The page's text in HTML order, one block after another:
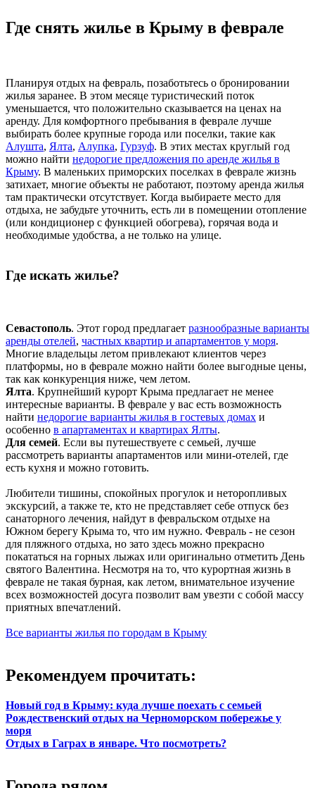
Где снять жилье в Крыму в феврале
Планируя отдых на февраль, позаботьтесь о бронировании
жилья заранее. В этом месяце туристический поток
уменьшается, что положительно сказывается на ценах на
аренду. Для комфортного пребывания в феврале лучше
выбирать более крупные города или поселки, такие как
Алушта, Ялта, Алупка, Гурзуф. В этих местах круглый год
можно найти недорогие предложения по аренде жилья в
Крыму. В маленьких приморских поселках в феврале жизнь
затихает, многие объекты не работают, поэтому аренда жилья
там практически отсутствует. Когда выбираете место для
отдыха, не забудьте уточнить, есть ли в помещении отопление
(или кондиционер с функцией обогрева), горячая вода и
необходимые удобства, а не только на улице.
Где искать жилье?
Севастополь. Этот город предлагает разнообразные варианты
аренды отелей, частных квартир и апартаментов у моря.
Многие владельцы летом привлекают клиентов через
платформы, но в феврале можно найти более выгодные цены,
так как конкуренция ниже, чем летом.
Ялта. Крупнейший курорт Крыма предлагает не менее
интересные варианты. В феврале у вас есть возможность
найти недорогие варианты жилья в гостевых домах и
особенно в апартаментах и квартирах Ялты.
Для семей. Если вы путешествуете с семьей, лучше
рассмотреть варианты апартаментов или мини-отелей, где
есть кухня и можно готовить.
Любители тишины, спокойных прогулок и неторопливых
экскурсий, а также те, кто не представляет себе отпуск без
санаторного лечения, найдут в февральском отдыхе на
Южном берегу Крыма то, что им нужно. Февраль - не сезон
для пляжного отдыха, но зато здесь можно прекрасно
покататься на горных лыжах или оригинально отметить День
святого Валентина. Несмотря на то, что курортная жизнь в
феврале не такая бурная, как летом, внимательное изучение
всех возможностей досуга позволит вам увезти с собой массу
приятных впечатлений.
Все варианты жилья по городам в Крыму
Рекомендуем прочитать:
Новый год в Крыму: куда лучше поехать с семьей
Рождественский отдых на Черноморском побережье у
моря
Отдых в Гаграх в январе. Что посмотреть?